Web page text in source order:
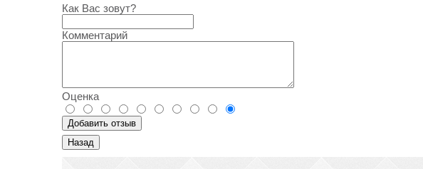
Как Вас зовут?
Комментарий
Оценка